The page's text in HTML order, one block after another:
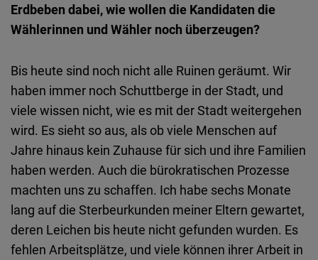
Erdbeben dabei, wie wollen die Kandidaten die
Wählerinnen und Wähler noch überzeugen?
Bis heute sind noch nicht alle Ruinen geräumt. Wir
haben immer noch Schuttberge in der Stadt, und
viele wissen nicht, wie es mit der Stadt weitergehen
wird. Es sieht so aus, als ob viele Menschen auf
Jahre hinaus kein Zuhause für sich und ihre Familien
haben werden. Auch die bürokratischen Prozesse
machten uns zu schaffen. Ich habe sechs Monate
lang auf die Sterbeurkunden meiner Eltern gewartet,
deren Leichen bis heute nicht gefunden wurden. Es
fehlen Arbeitsplätze, und viele können ihrer Arbeit in